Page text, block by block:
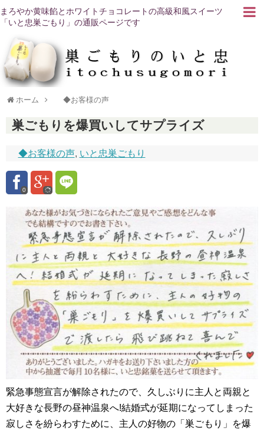
まろやか黄味餡とホワイトチョコレートの高級和風スイーツ
「いと忠巣ごもり」の通販ページです
ホーム ◆お客様の声
巣ごもりを爆買いしてサプライズ
◆お客様の声, いと忠巣ごもり
0
緊急事態宣言が解除されたので、久しぶりに主人と両親と
大好きな長野の昼神温泉へ!結婚式が延期になってしまった
寂しさを紛らわすために、主人の好物の「巣ごもり」を爆